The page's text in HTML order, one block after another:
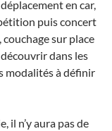
en car,
puis concert
sur place
dans les
modalités à définir
il n’y aura pas de